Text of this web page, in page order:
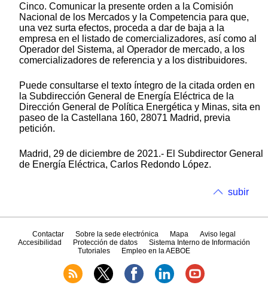
Cinco. Comunicar la presente orden a la Comisión
Nacional de los Mercados y la Competencia para que,
una vez surta efectos, proceda a dar de baja a la
empresa en el listado de comercializadores, así como al
Operador del Sistema, al Operador de mercado, a los
comercializadores de referencia y a los distribuidores.
Puede consultarse el texto íntegro de la citada orden en
la Subdirección General de Energía Eléctrica de la
Dirección General de Política Energética y Minas, sita en
paseo de la Castellana 160, 28071 Madrid, previa
petición.
Madrid, 29 de diciembre de 2021.- El Subdirector General
de Energía Eléctrica, Carlos Redondo López.
subir
Contactar Sobre la sede electrónica Mapa
Aviso legal
Accesibilidad
Protección de datos
Sistema Interno de Información
Tutoriales
Empleo en la AEBOE